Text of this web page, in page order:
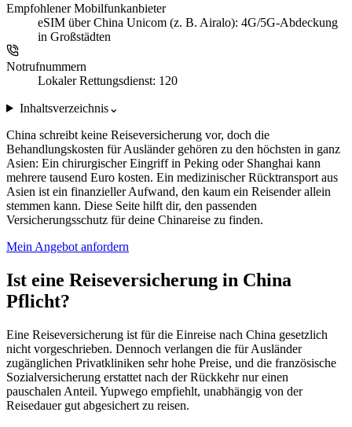
Empfohlener Mobilfunkanbieter
eSIM über China Unicom (z. B. Airalo): 4G/5G-Abdeckung
in Großstädten
Notrufnummern
Lokaler Rettungsdienst: 120
Inhaltsverzeichnis⌄
China schreibt keine Reiseversicherung vor, doch die
Behandlungskosten für Ausländer gehören zu den höchsten in ganz
Asien: Ein chirurgischer Eingriff in Peking oder Shanghai kann
mehrere tausend Euro kosten. Ein medizinischer Rücktransport aus
Asien ist ein finanzieller Aufwand, den kaum ein Reisender allein
stemmen kann. Diese Seite hilft dir, den passenden
Versicherungsschutz für deine Chinareise zu finden.
Mein Angebot anfordern
Ist eine Reiseversicherung in China
Pflicht?
Eine Reiseversicherung ist für die Einreise nach China gesetzlich
nicht vorgeschrieben. Dennoch verlangen die für Ausländer
zugänglichen Privatkliniken sehr hohe Preise, und die französische
Sozialversicherung erstattet nach der Rückkehr nur einen
pauschalen Anteil. Yupwego empfiehlt, unabhängig von der
Reisedauer gut abgesichert zu reisen.